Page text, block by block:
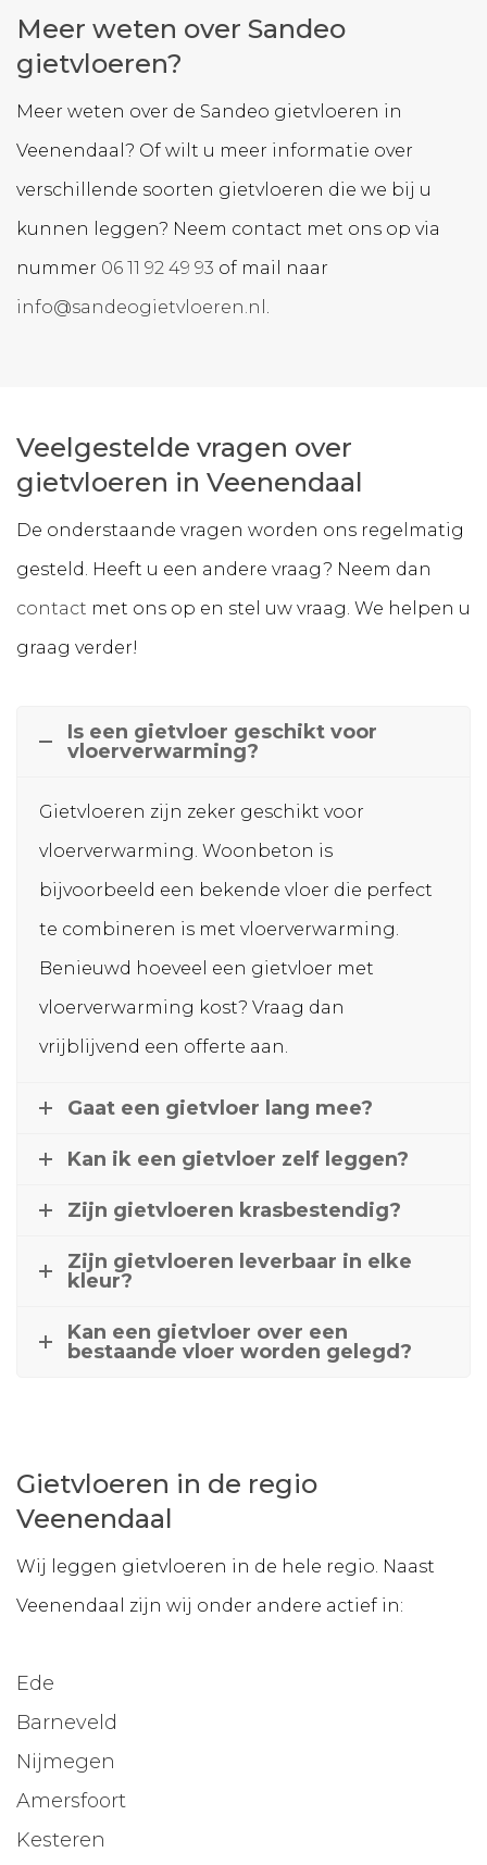
Meer weten over Sandeo
gietvloeren?
Meer weten over de Sandeo gietvloeren in
Veenendaal? Of wilt u meer informatie over
verschillende soorten gietvloeren die we bij u
kunnen leggen? Neem contact met ons op via
nummer 06 11 92 49 93 of mail naar
info@sandeogietvloeren.nl
Veelgestelde vragen over
gietvloeren in Veenendaal
De onderstaande vragen worden ons regelmatig
gesteld. Heeft u een andere vraag? Neem dan
contact met ons op en stel uw vraag. We helpen u
graag verder!
Is een gietvloer geschikt voor
vloerverwarming?
Gietvloeren zijn zeker geschikt voor
vloerverwarming. Woonbeton is
bijvoorbeeld een bekende vloer die perfect
te combineren is met vloerverwarming.
Benieuwd hoeveel een gietvloer met
vloerverwarming kost? Vraag dan
vrijblijvend een offerte aan.
Gaat een gietvloer lang mee?
Kan ik een gietvloer zelf leggen?
Zijn gietvloeren krasbestendig?
Zijn gietvloeren leverbaar in elke
kleur?
Kan een gietvloer over een
bestaande vloer worden gelegd?
Gietvloeren in de regio
Veenendaal
Wij leggen gietvloeren in de hele regio. Naast
Veenendaal zijn wij onder andere actief in:
Ede
Barneveld
Nijmegen
Amersfoort
Kesteren